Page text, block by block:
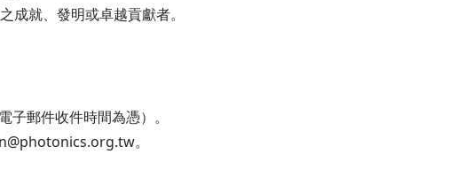
成就、發明或卓越貢獻者。
郵件收件時間為憑）。
。